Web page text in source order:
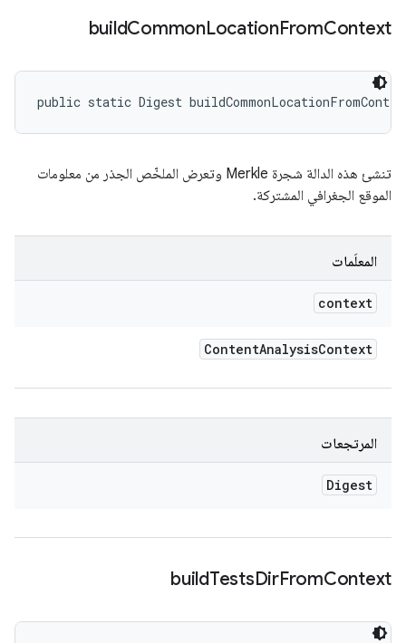
buildCommonLocationFromContext
public static Digest
تنشئ هذه الدالة شجرة Merkle وتعرض الملخّص الجذر من معلومات
الموقع الجغرافي المشتركة.
المعلَمات
context
ContentAnalysisContext
المرتجعات
Digest
buildTestsDirFromContext